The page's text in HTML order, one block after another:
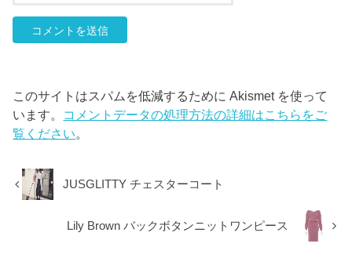
このサイトはスパムを低減するために Akismet を使って
います。 コメントデータの処理方法の詳細はこちらをご
覧ください。
JUSGLITTY チェスターコート
Lily Brown バックボタンニットワンピース